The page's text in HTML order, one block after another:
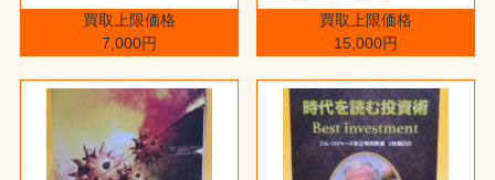
買取上限価格
7,000円
買取上限価格
15,000円